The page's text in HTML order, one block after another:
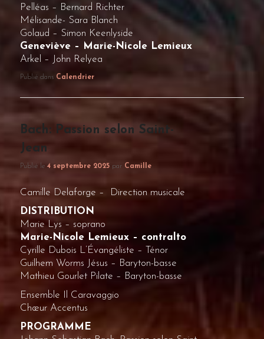
Pelléas – Bernard Richter
Mélisande- Sara Blanch
Golaud – Simon Keenlyside
Geneviève – Marie-Nicole Lemieux
Arkel – John Relyea
Publié dans Calendrier
Bach: Passion selon Saint-
Jean
Publié le4 septembre 2025 par Camille
Camille Delaforge – Direction musicale
DISTRIBUTION
Marie Lys – soprano
Marie-Nicole Lemieux – contralto
Cyrille Dubois L’Évangéliste – Ténor
Guilhem Worms Jésus – Baryton-basse
Mathieu Gourlet Pilate – Baryton-basse
Ensemble Il Caravaggio
Chœur Accentus
PROGRAMME